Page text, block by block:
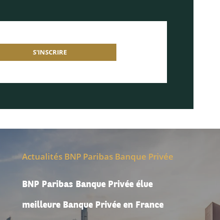
S'INSCRIRE
Actualités BNP Paribas Banque Privée
BNP Paribas Banque Privée élue
meilleure Banque Privée en France